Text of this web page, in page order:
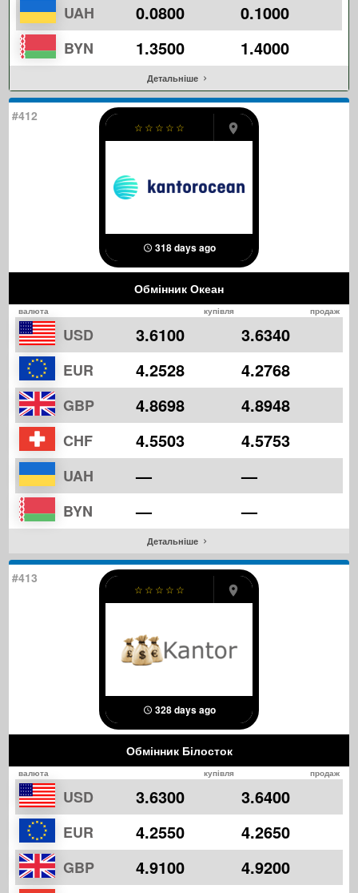
UAH 0.0800 0.1000
BYN 1.3500 1.4000
Детальніше
#412
☆
☆
☆
☆
☆
318 days ago
Обмінник Океан
валюта купівля продаж
USD 3.6100 3.6340
EUR 4.2528 4.2768
GBP 4.8698 4.8948
CHF 4.5503 4.5753
UAH — —
BYN — —
Детальніше
#413
☆
☆
☆
☆
☆
328 days ago
Обмінник Білосток
валюта купівля продаж
USD 3.6300 3.6400
EUR 4.2550 4.2650
GBP 4.9100 4.9200